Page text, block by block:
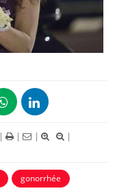
| | |
|
gonorrhée